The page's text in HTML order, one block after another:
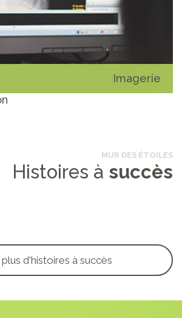
Imagerie
MUR DES ÉTOILES
Histoires à succès
d'histoires à succès